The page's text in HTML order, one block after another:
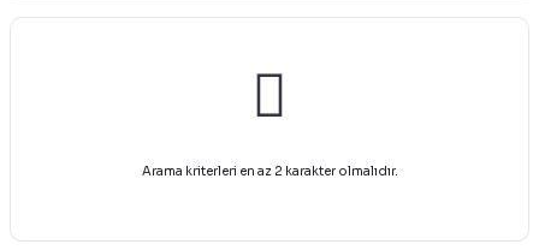
Arama kriterleri en az 2 karakter olmalıdır.